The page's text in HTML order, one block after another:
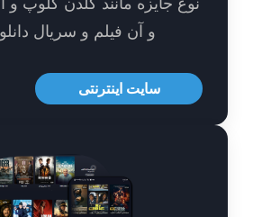
و آن فیلم و سریال دانلود نمایید.
سایت اینترنتی